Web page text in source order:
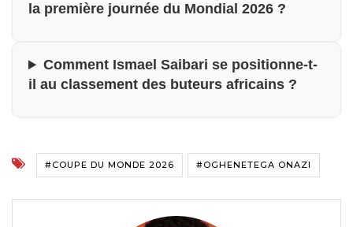
la première journée du Mondial 2026 ?
Comment Ismael Saibari se positionne-t-
il au classement des buteurs africains ?
#COUPE DU MONDE 2026 #OGHENETEGA ONAZI